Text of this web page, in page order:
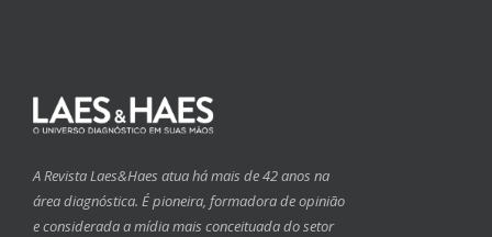
A Revista Laes&Haes atua há mais de 42 anos na
área diagnóstica. É pioneira, formadora de opinião
e considerada a mídia mais conceituada do setor